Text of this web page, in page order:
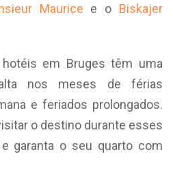
Maurice e o Biskajer
em Bruges têm uma
nos meses de férias
e feriados prolongados.
o destino durante esses
garanta o seu quarto com